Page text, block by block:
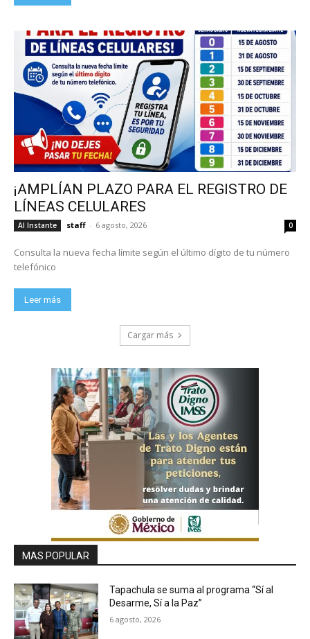
¡AMPLÍAN PLAZO PARA EL REGISTRO DE
LÍNEAS CELULARES
Al Instante staff - 6 agosto, 2026 0
Consulta la nueva fecha límite según el último dígito de tu número
telefónico
Leer más
Cargar más
MAS POPULAR
Tapachula se suma al programa “Sí al
Desarme, Sí a la Paz”
6 agosto, 2026